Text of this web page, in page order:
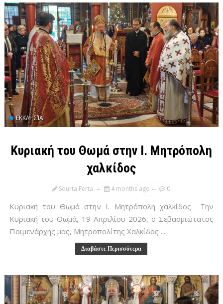
ΕΚΚΛΗΣΊΑ
Κυριακή του Θωμά στην Ι. Μητρόπολη
χαλκίδος
Sourta Ferta 4 months ago 0
Κυριακή του Θωμά στην Ι. Μητρόπολη χαλκίδος Την
Κυριακή του Θωμά, 19 Απριλίου 2026, ο Σεβασμιώτατος
Ποιμενάρχης μας, Μητροπολίτης Χαλκίδος ...
Διαβάστε Περισσότερα